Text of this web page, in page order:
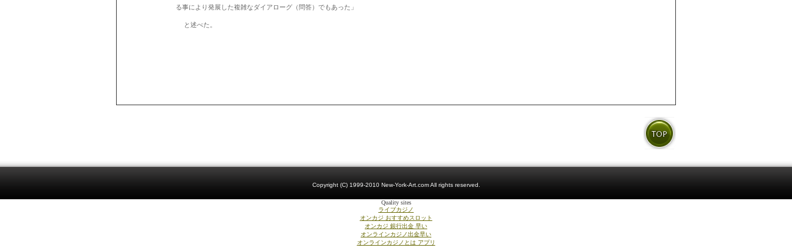
る事により発展した複雑なダイアローグ（問答）でもあった」
と述べた。
Copyright (C) 1999-2010 New-York-Art.com All rights reserved.
Quality sites
ライブカジノ
オンカジ おすすめスロット
オンカジ 銀行出金 早い
オンラインカジノ出金早い
オンラインカジノとは アプリ